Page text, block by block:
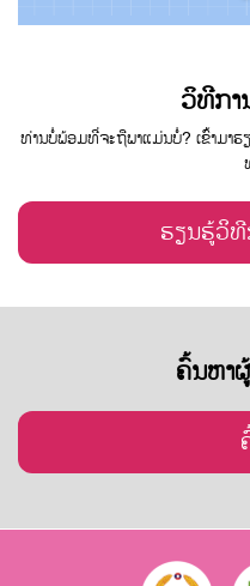
ວິທີກາ
ທ່ານບໍ່ພ້ອມທີ່ຈະຖືພາແມ່ນບໍ່? ເຂົ້າມາ
ຮຽນຮູ້ວິທີ
ຄົ້ນຫາ